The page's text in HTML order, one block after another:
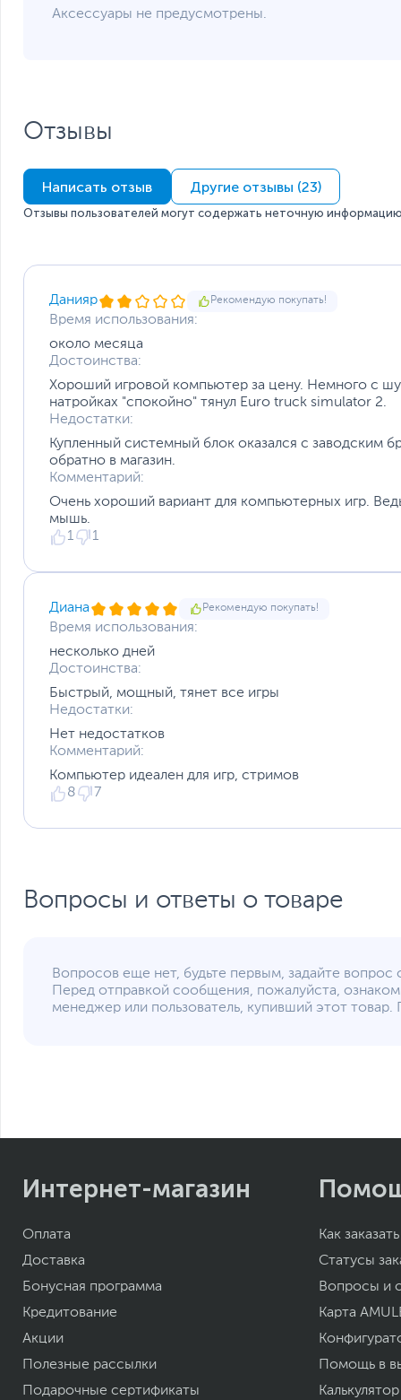
Приложение Armoury Crate
Приложение ROG Armoury Crate представляет собой
помощью можно задать системные параметры,
настройками, которые будут автоматически
Оптическое устройство
Звуковая карта
Слоты расширения
Дополнительные аксессуары
Цвет, используемый в оформлении
Дополнительно
Размеры и вес
Размеры упаковки (Ш х В х Г)
Вес с упаковкой
Заводские данные
Срок гарантии (мес.)
Ссылка на сайт производителя
Если вы заметили ошибку или неточность в описании товара,
Xарактеристики, комплект поставки и внешний вид данного
Аксессуары не предусмотрены.
Отзывы
Написать отзыв Другие отзывы (23)
Отзывы пользователей могут содержать неточную
Данияр Рекомендую покупать!
Время использования:
около месяца
Достоинства:
Хороший игровой компьютер за цену. Немного с
натройках "спокойно" тянул Euro truck simulator 2.
Недостатки:
Купленный системный блок оказался с заводским
обратно в магазин.
Комментарий:
Очень хороший вариант для компьютерных игр.
мышь.
1
1
Диана Рекомендую покупать!
Время использования:
несколько дней
Достоинства:
Быстрый, мощный, тянет все игры
Недостатки:
Нет недостатков
Комментарий:
Компьютер идеален для игр, стримов
8
7
Вопросы и ответы о товаре
Вопросов еще нет, будьте первым, задайте
Перед отправкой сообщения, пожалуйста,
менеджер или пользователь, купивший этот
Интернет-магазин
Оплата
Доставка
Бонусная программа
Кредитование
Акции
Полезные рассылки
Подарочные сертификаты
Как заказать
Статусы
Вопросы и
Карта
Помощь в